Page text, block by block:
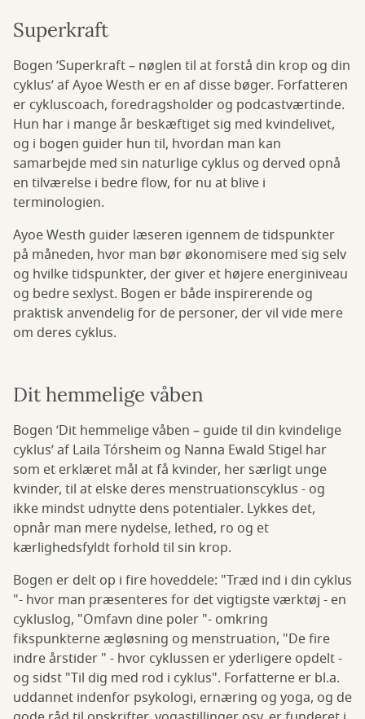
Superkraft
Bogen ’Superkraft – nøglen til at forstå din krop og din
cyklus’ af Ayoe Westh er en af disse bøger. Forfatteren
er cykluscoach, foredragsholder og podcastværtinde.
Hun har i mange år beskæftiget sig med kvindelivet,
og i bogen guider hun til, hvordan man kan
samarbejde med sin naturlige cyklus og derved opnå
en tilværelse i bedre flow, for nu at blive i
terminologien.
Ayoe Westh guider læseren igennem de tidspunkter
på måneden, hvor man bør økonomisere med sig selv
og hvilke tidspunkter, der giver et højere energiniveau
og bedre sexlyst. Bogen er både inspirerende og
praktisk anvendelig for de personer, der vil vide mere
om deres cyklus.
Dit hemmelige våben
Bogen ’Dit hemmelige våben – guide til din kvindelige
cyklus’ af Laila Tórsheim og Nanna Ewald Stigel har
som et erklæret mål at få kvinder, her særligt unge
kvinder, til at elske deres menstruationscyklus - og
ikke mindst udnytte dens potentialer. Lykkes det,
opnår man mere nydelse, lethed, ro og et
kærlighedsfyldt forhold til sin krop.
Bogen er delt op i fire hoveddele: "Træd ind i din cyklus
"- hvor man præsenteres for det vigtigste værktøj - en
cykluslog, "Omfavn dine poler "- omkring
fikspunkterne ægløsning og menstruation, "De fire
indre årstider " - hvor cyklussen er yderligere opdelt -
og sidst "Til dig med rod i cyklus". Forfatterne er bl.a.
uddannet indenfor psykologi, ernæring og yoga, og de